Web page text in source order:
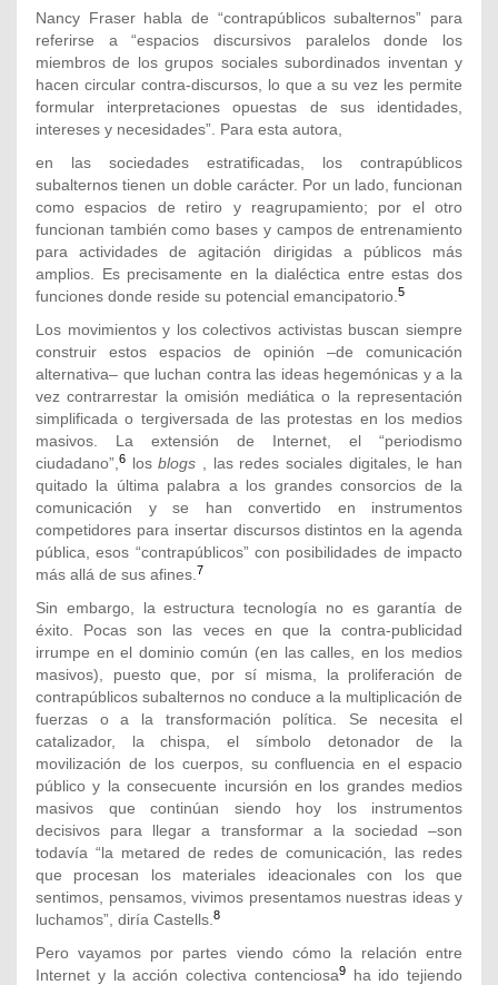
Nancy Fraser habla de “contrapúblicos subalternos” para
referirse a “espacios discursivos paralelos donde los
miembros de los grupos sociales subordinados inventan y
hacen circular contra-discursos, lo que a su vez les permite
formular interpretaciones opuestas de sus identidades,
intereses y necesidades”. Para esta autora,
en las sociedades estratificadas, los contrapúblicos
subalternos tienen un doble carácter. Por un lado, funcionan
como espacios de retiro y reagrupamiento; por el otro
funcionan también como bases y campos de entrenamiento
para actividades de agitación dirigidas a públicos más
amplios. Es precisamente en la dialéctica entre estas dos
funciones donde reside su potencial emancipatorio. 5
Los movimientos y los colectivos activistas buscan siempre
construir estos espacios de opinión –de comunicación
alternativa– que luchan contra las ideas hegemónicas y a la
vez contrarrestar la omisión mediática o la representación
simplificada o tergiversada de las protestas en los medios
masivos. La extensión de Internet, el “periodismo
ciudadano”, 6 losblogs , las redes sociales digitales, le han
quitado la última palabra a los grandes consorcios de la
comunicación y se han convertido en instrumentos
competidores para insertar discursos distintos en la agenda
pública, esos “contrapúblicos” con posibilidades de impacto
más allá de sus afines. 7
Sin embargo, la estructura tecnología no es garantía de
éxito. Pocas son las veces en que la contra-publicidad
irrumpe en el dominio común (en las calles, en los medios
masivos), puesto que, por sí misma, la proliferación de
contrapúblicos subalternos no conduce a la multiplicación de
fuerzas o a la transformación política. Se necesita el
catalizador, la chispa, el símbolo detonador de la
movilización de los cuerpos, su confluencia en el espacio
público y la consecuente incursión en los grandes medios
masivos que continúan siendo hoy los instrumentos
decisivos para llegar a transformar a la sociedad –son
todavía “la metared de redes de comunicación, las redes
que procesan los materiales ideacionales con los que
sentimos, pensamos, vivimos presentamos nuestras ideas y
luchamos”, diría Castells. 8
Pero vayamos por partes viendo cómo la relación entre
Internet y la acción colectiva contenciosa9ha ido tejiendo